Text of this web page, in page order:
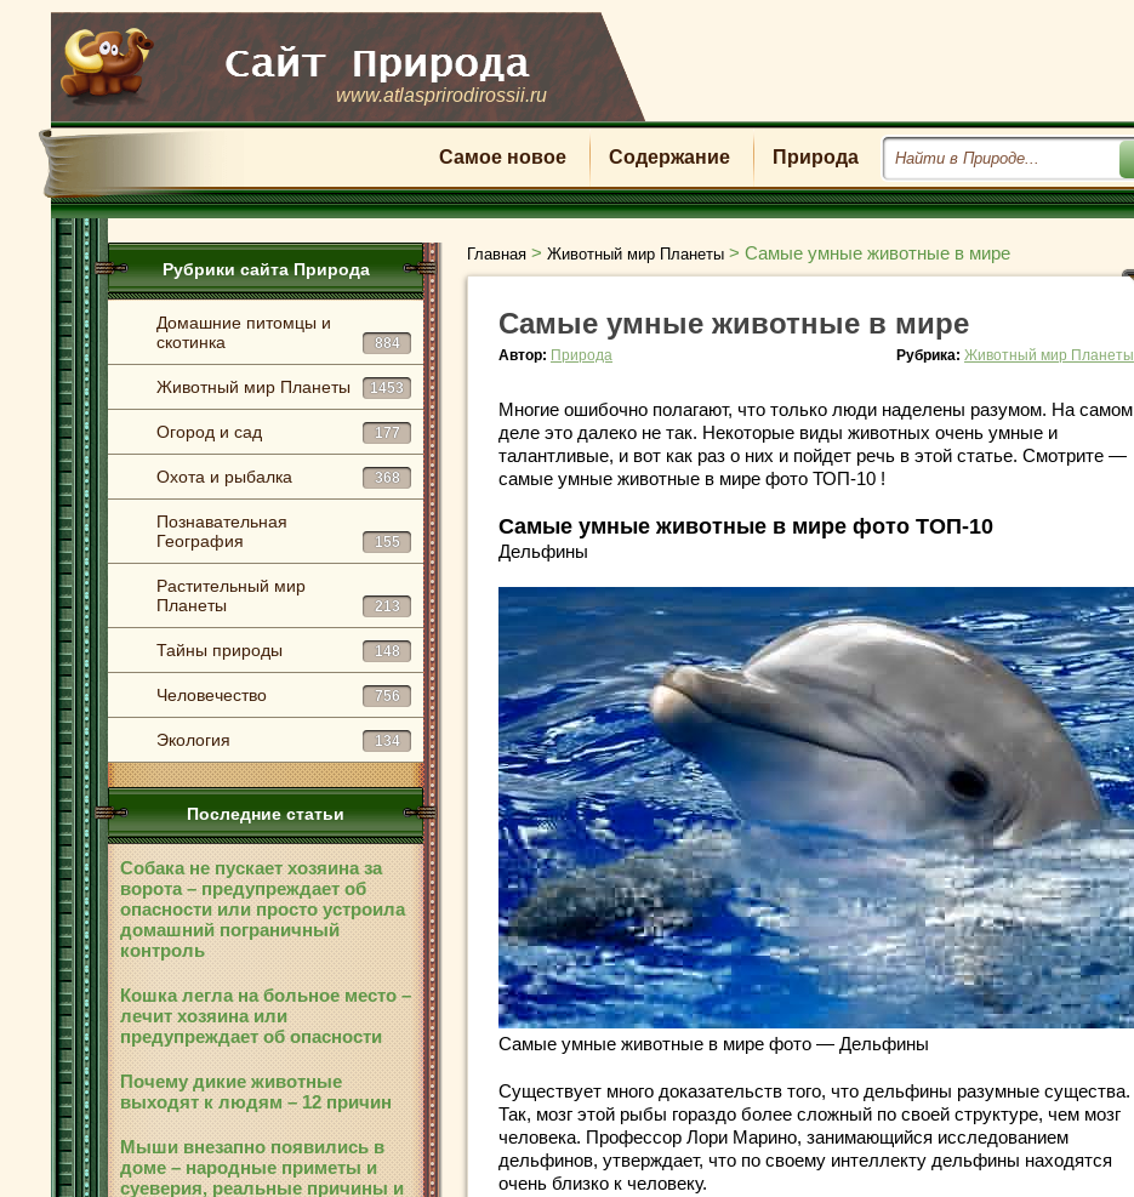
www.atlasprirodirossii.ru
Самое новое Содержание Природа
Рубрики сайта Природа
Домашние питомцы и
скотинка
884
Животный мир Планеты 1453
Огород и сад 177
Охота и рыбалка 368
Познавательная
География
155
Растительный мир
Планеты
213
Тайны природы 148
Человечество 756
Экология 134
Последние статьи
Собака не пускает хозяина за
ворота – предупреждает об
опасности или просто устроила
домашний пограничный
контроль
Кошка легла на больное место –
лечит хозяина или
предупреждает об опасности
Почему дикие животные
выходят к людям – 12 причин
Мыши внезапно появились в
доме – народные приметы и
суеверия, реальные причины и
Главная > Животный мир Планеты > Самые умные животные в мире
Самые умные животные в мире
Автор: Природа Рубрика: Животный мир Планеты
Многие ошибочно полагают, что только люди наделены разумом. На самом
деле это далеко не так. Некоторые виды животных очень умные и
талантливые, и вот как раз о них и пойдет речь в этой статье. Смотрите —
самые умные животные в мире фото ТОП-10 !
Самые умные животные в мире фото ТОП-10
Дельфины
Самые умные животные в мире фото — Дельфины
Существует много доказательств того, что дельфины разумные существа.
Так, мозг этой рыбы гораздо более сложный по своей структуре, чем мозг
человека. Профессор Лори Марино, занимающийся исследованием
дельфинов, утверждает, что по своему интеллекту дельфины находятся
очень близко к человеку.